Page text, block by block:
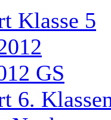
Klasse 5
GS
6.